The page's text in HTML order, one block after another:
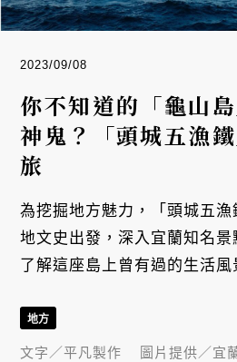
2023/09/08
你不知道的「龜山
神鬼？「頭城五漁
旅
為挖掘地方魅力，「頭城五
地文史出發，深入宜蘭知名景
了解這座島上曾有過的生活風
地方
文字／平凡製作 圖片提供／宜